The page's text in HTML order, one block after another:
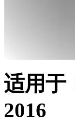
适用于
2016